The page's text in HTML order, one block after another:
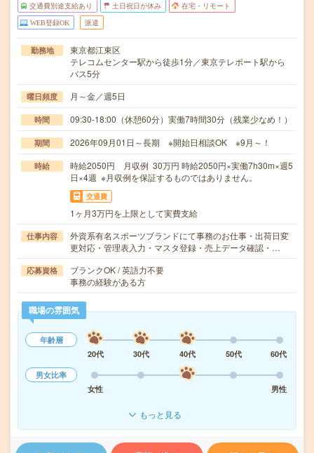
交通費別途支給あり 土日祝日が休み 在宅・リモート
WEB登録OK 派遣
勤務地
東京都江東区
テレコムセンター駅から徒歩1分／東京テレポート駅から
バス5分
曜日頻度 月～金／週5日
時間 09:30-18:00（休憩60分）実働7時間30分（残業少なめ！）
期間 2026年09月01日～長期 ※開始日相談OK ※9月～！
時給
時給2050円 月収例 30万円 時給2050円×実働7h30m×週5
日×4週 ※月収例を保証するものではありません。
交通費
1ヶ月3万円を上限として実費支給
仕事内容
外資系有名スポーツブランドにて事務のお仕事・出荷日変
更対応・管理表入力・マスタ登録・売上データ確認・…
応募資格
ブランクOK / 英語力不要
事務の経験がある方
職場の雰囲気
年齢層
20代
30代 40代 50代
60代
男女比率
女性
男性
もっと見る